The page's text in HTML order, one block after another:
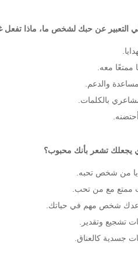
التعبير عن حبك لشخص ما، ماذا تفعل
ممتعًا معه.
والدعم.
بالكلمات.
يجعلك تشعر بأنك محبوب؟
من شخص تحبه.
ممتع مع من تحب.
شخص مهم في حياتك.
تشجيع وتقدير.
جسدية كالعناق.